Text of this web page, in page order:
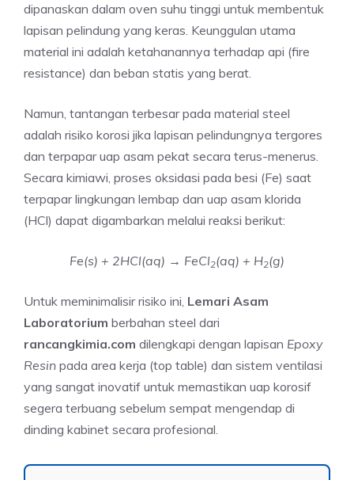
dipanaskan dalam oven suhu tinggi untuk membentuk
lapisan pelindung yang keras. Keunggulan utama
material ini adalah ketahanannya terhadap api (fire
resistance) dan beban statis yang berat.
Namun, tantangan terbesar pada material steel
adalah risiko korosi jika lapisan pelindungnya tergores
dan terpapar uap asam pekat secara terus-menerus.
Secara kimiawi, proses oksidasi pada besi (Fe) saat
terpapar lingkungan lembap dan uap asam klorida
(HCl) dapat digambarkan melalui reaksi berikut:
Fe(s) + 2HCl(aq) → FeCl2(aq) + H2(g)
Untuk meminimalisir risiko ini, Lemari Asam
Laboratorium berbahan steel dari
rancangkimia.com dilengkapi dengan lapisan Epoxy
Resin pada area kerja (top table) dan sistem ventilasi
yang sangat inovatif untuk memastikan uap korosif
segera terbuang sebelum sempat mengendap di
dinding kabinet secara profesional.